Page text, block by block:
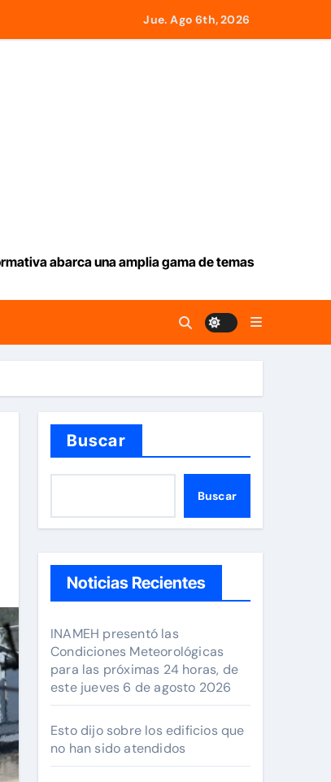
La Guaira
gobierno
Jue. Ago 6th, 2026
abarca una amplia gama de temas
Buscar
Buscar
Noticias Recientes
INAMEH presentó las
Condiciones Meteorológicas
para las próximas 24 horas, de
este jueves 6 de agosto 2026
Esto dijo sobre los edificios que
no han sido atendidos